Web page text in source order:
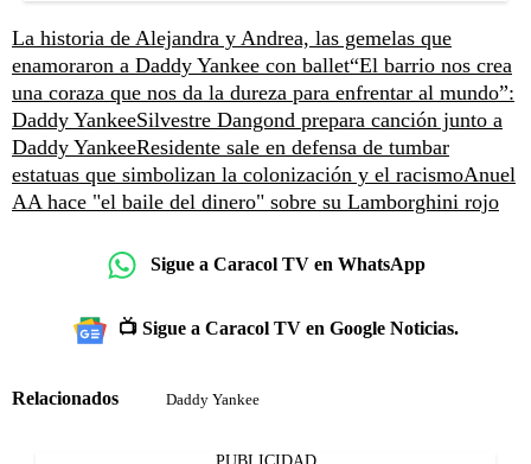
La historia de Alejandra y Andrea, las gemelas que
enamoraron a Daddy Yankee con ballet“El barrio nos crea
una coraza que nos da la dureza para enfrentar al mundo”:
Daddy YankeeSilvestre Dangond prepara canción junto a
Daddy YankeeResidente sale en defensa de tumbar
estatuas que simbolizan la colonización y el racismoAnuel
AA hace "el baile del dinero" sobre su Lamborghini rojo
Sigue a Caracol TV en WhatsApp
📺 Sigue a Caracol TV en Google Noticias.
Relacionados Daddy Yankee